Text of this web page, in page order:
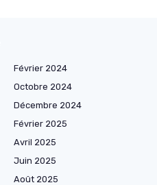
Février 2024
Octobre 2024
Décembre 2024
Février 2025
Avril 2025
Juin 2025
Août 2025